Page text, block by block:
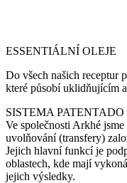
ESSENTIÁLNÍ OLEJE
Do všech našich receptur
které působí uklidňujícím
SISTEMA
Ve společnosti Arkhé
uvolňování (transfery)
Jejich hlavní funkcí je
oblastech, kde mají
jejich výsledky.